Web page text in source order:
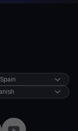
Spain